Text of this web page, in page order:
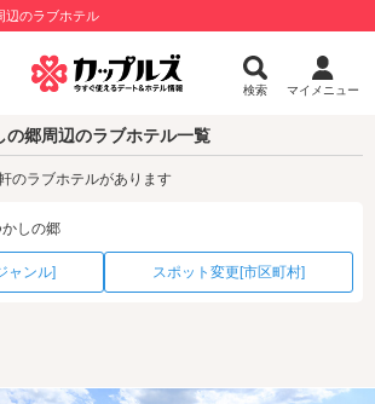
辺のラブホテル
検索 マイメニュー
の郷周辺のラブホテル一覧
のラブホテルがあります
しの郷
ャンル] スポット変更[市区町村]